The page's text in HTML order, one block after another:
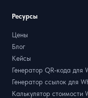
Ресурсы
Цены
Блог
Кейсы
Генератор QR-кода для
Генератор ссылок для
Калькулятор стоимости